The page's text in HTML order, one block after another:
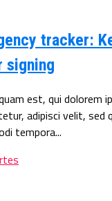
tracker:
signing
est, qui dolorem
adipisci velit, sed
tempora...